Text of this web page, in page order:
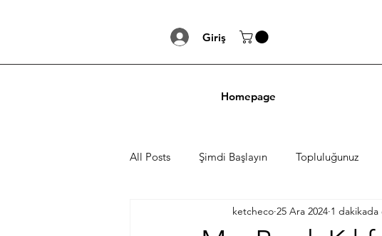
Giriş
Homepage
All Posts Şimdi Başlayın Topluluğunuz
ketcheco 25 Ara 2024 1